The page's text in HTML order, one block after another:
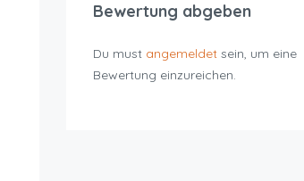
Bewertung abgeben
Du must angemeldet sein, um eine
Bewertung einzureichen.